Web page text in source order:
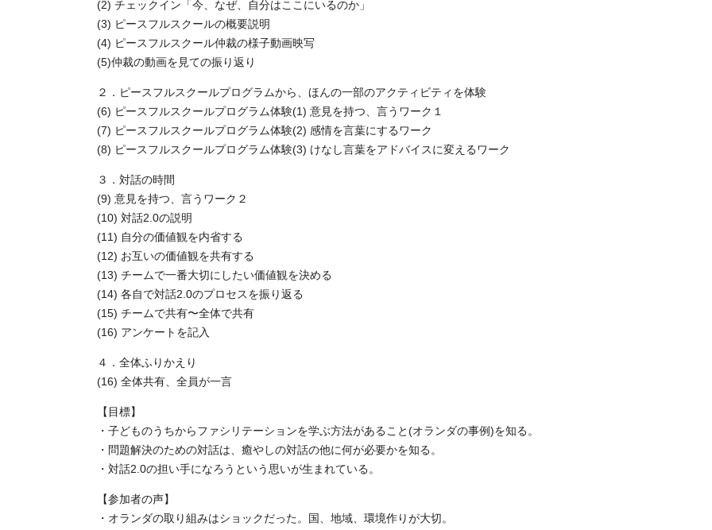
(2) チェックイン「今、なぜ、自分はここにいるのか」
(3) ピースフルスクールの概要説明
(4) ピースフルスクール仲裁の様子動画映写
(5)仲裁の動画を見ての振り返り
２．ピースフルスクールプログラムから、ほんの一部のアクティビティを体験
(6) ピースフルスクールプログラム体験(1) 意見を持つ、言うワーク１
(7) ピースフルスクールプログラム体験(2) 感情を言葉にするワーク
(8) ピースフルスクールプログラム体験(3) けなし言葉をアドバイスに変えるワーク
３．対話の時間
(9) 意見を持つ、言うワーク２
(10) 対話2.0の説明
(11) 自分の価値観を内省する
(12) お互いの価値観を共有する
(13) チームで一番大切にしたい価値観を決める
(14) 各自で対話2.0のプロセスを振り返る
(15) チームで共有〜全体で共有
(16) アンケートを記入
４．全体ふりかえり
(16) 全体共有、全員が一言
【目標】
・子どものうちからファシリテーションを学ぶ方法があること(オランダの事例)を知る。
・問題解決のための対話は、癒やしの対話の他に何が必要かを知る。
・対話2.0の担い手になろうという思いが生まれている。
【参加者の声】
・オランダの取り組みはショックだった。国、地域、環境作りが大切。